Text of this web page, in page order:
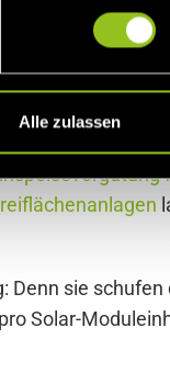
Alle zulassen
und Wind
heute die
anschaut: Im
Denn sie
Solar-